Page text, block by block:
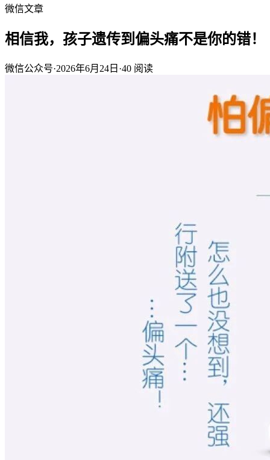
微信文章
相信我，孩子遗传到偏头痛不是你的错！
微信公众号·2026年6月24日 ·40 阅读